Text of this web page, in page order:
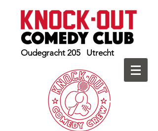
Oudegracht 205 Utrecht